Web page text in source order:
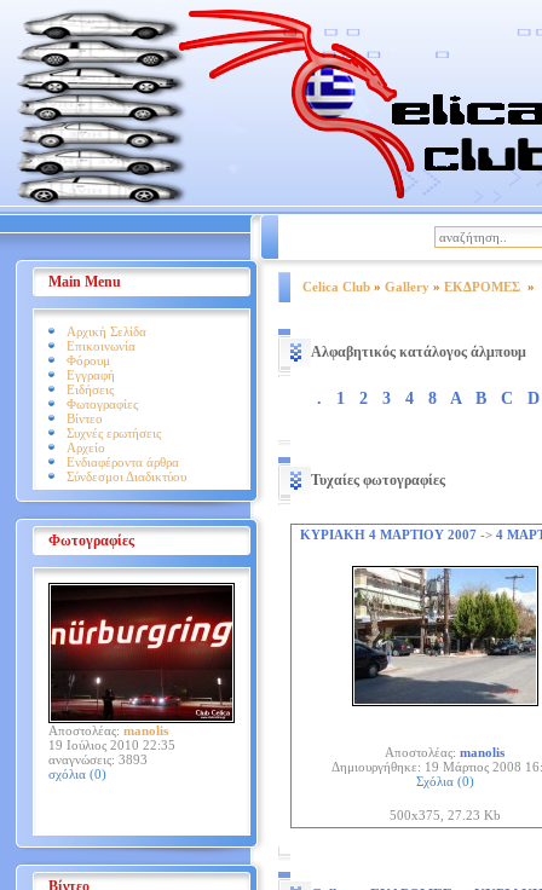
Main Menu
Αρχική Σελίδα
Επικοινωνία
Φόρουμ
Εγγραφή
Ειδήσεις
Φωτογραφίες
Βίντεο
Συχνές ερωτήσεις
Αρχείο
Ενδιαφέροντα άρθρα
Σύνδεσμοι Διαδικτύου
Φωτογραφίες
Αποστολέας: manolis
19 Ιούλιος 2010 22:35
αναγνώσεις: 3893
σχόλια (0)
Βίντεο
Celica Club » Gallery » ΕΚΔΡΟΜΕΣ »
Αλφαβητικός κατάλογος άλμπουμ
. 1 2 3 4 8 A B C D
Τυχαίες φωτογραφίες
ΚΥΡΙΑΚΗ 4 ΜΑΡΤΙΟΥ 2007 -> 4
Αποστολέας: manolis
Δημιουργήθηκε: 19 Μάρτιος 2008
Σχόλια (0)
500x375, 27.23 Kb